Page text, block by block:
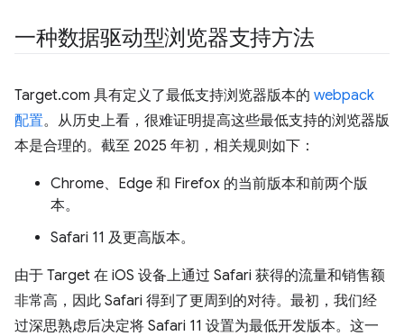
一种数据驱动型浏览器支持方法
Target.com 具有定义了最低支持浏览器版本的 webpack
配置。从历史上看，很难证明提高这些最低支持的浏览器版
本是合理的。截至 2025 年初，相关规则如下：
Chrome、Edge 和 Firefox 的当前版本和前两个版
本。
Safari 11 及更高版本。
由于 Target 在 iOS 设备上通过 Safari 获得的流量和销售额
非常高，因此 Safari 得到了更周到的对待。最初，我们经
过深思熟虑后决定将 Safari 11 设置为最低开发版本。这一